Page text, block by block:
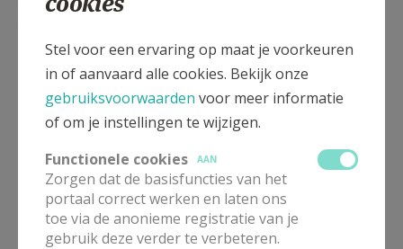
Gent, Mgr. Van Peteghem had er aan gehouden mij in
mijn dorpskerk tot priester te komen wijden, wat zeer
uitzonderlijk is.” © Heemkundige Kring de Kluize
(Volgende week: Periode II – Brazilië)
Stel voor een ervaring op maat je voorkeuren
in of aanvaard alle cookies. Bekijk onze
gebruiksvoorwaarden voor meer informatie
of om je instellingen te wijzigen.
Functionele cookies
AAN
Zorgen dat de basisfuncties van het
portaal correct werken en laten ons
toe via de anonieme registratie van je
gebruik deze verder te verbeteren.